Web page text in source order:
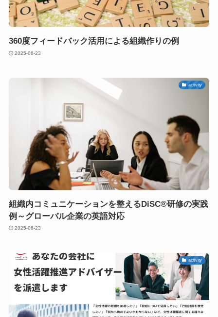
360度フィードバック活用による組織作りの例
2025-06-23
activity
組織内コミュニケーションを整えるDiSC®研修の実践
例～グローバル企業の英語対応
2025-06-23
activity